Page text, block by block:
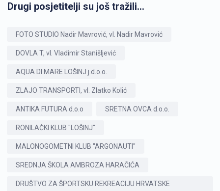
Drugi posjetitelji su još tražili...
FOTO STUDIO Nadir Mavrović, vl. Nadir Mavrović
DOVLA T, vl. Vladimir Stanišljević
AQUA DI MARE LOŠINJ j.d.o.o.
ZLAJO TRANSPORTI, vl. Zlatko Kolić
ANTIKA FUTURA d.o.o SRETNA OVCA d.o.o.
RONILAČKI KLUB "LOŠINJ"
MALONOGOMETNI KLUB "ARGONAUTI"
SREDNJA ŠKOLA AMBROZA HARAČIĆA
DRUŠTVO ZA ŠPORTSKU REKREACIJU HRVATSKE